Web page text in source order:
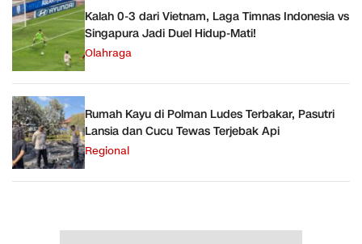
Kalah 0-3 dari Vietnam, Laga Timnas Indonesia vs
Singapura Jadi Duel Hidup-Mati!
Olahraga
Rumah Kayu di Polman Ludes Terbakar, Pasutri
Lansia dan Cucu Tewas Terjebak Api
Regional